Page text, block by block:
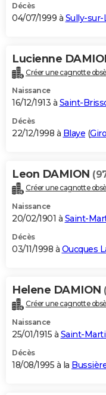
Décès
04/07/1999 à Sully-sur-
Lucienne
Créer une cagnotte
Naissance
16/12/1913 à Saint-
Décès
22/12/1998 à Blaye (
Leon DAMION
Créer une cagnotte
Naissance
20/02/1901 à Saint-
Décès
03/11/1998 à Oucques
Helene DAMION
Créer une cagnotte
Naissance
25/01/1915 à Saint-
Décès
18/08/1995 à la